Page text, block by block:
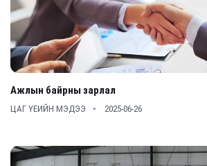
Ажлын байрны зарлал
ЦАГ ҮЕИЙН МЭДЭЭ 2025-06-26